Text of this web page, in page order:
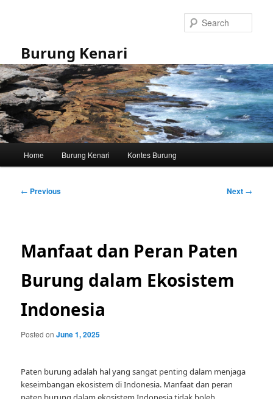
Burung Kenari
Home Burung Kenari Kontes Burung
Post
← Previous Next →
Manfaat dan Peran Paten
Burung dalam Ekosistem
Indonesia
Posted onJune 1, 2025
Paten burung adalah hal yang sangat penting dalam menjaga
keseimbangan ekosistem di Indonesia. Manfaat dan peran